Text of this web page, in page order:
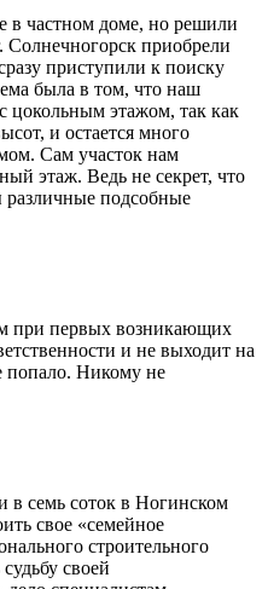
в частном доме, но решили
Солнечногорск приобрели
приступили к поиску
была в том, что наш
этажом, так как
и остается много
Сам участок нам
этаж. Ведь не секрет, что
подсобные
при первых возникающих
и не выходит на
попало. Никому не
в семь соток в Ногинском
свое «семейное
строительного
своей